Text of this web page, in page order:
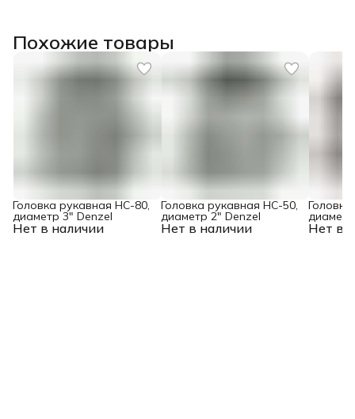
Похожие товары
Нет в наличии
Головка рукавная HC-80,
диаметр 3" Denzel
Нет в наличии
Головка рукавная HC-50,
диаметр 2" Denzel
Нет в